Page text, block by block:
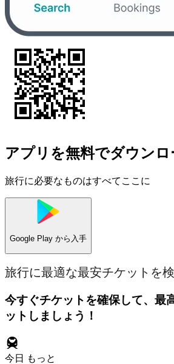
アプリを無料でダウンロ
旅行に必要なものはすべてここに
Google Play から入手
旅行に最適な最安チケットを
今すぐチケットを確保して、最
ットしましょう！
今日 もっと